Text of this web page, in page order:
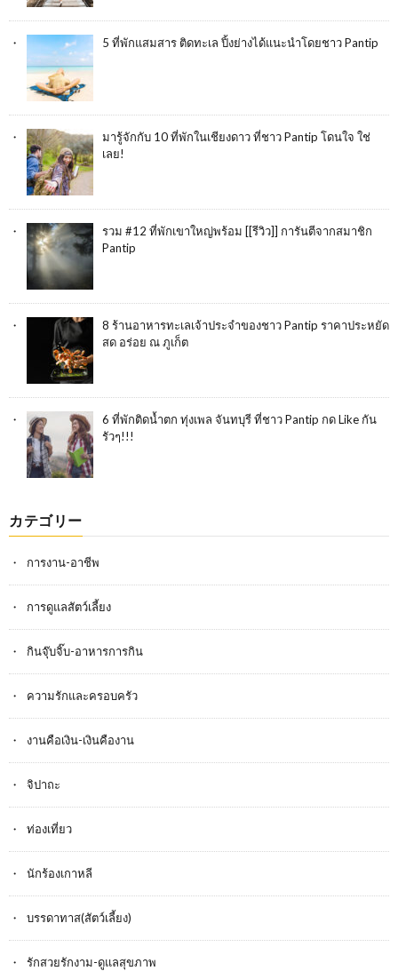
5 ที่พักแสมสาร ติดทะเล ปิ้งย่างได้แนะนำโดยชาว Pantip
มารู้จักกับ 10 ที่พักในเชียงดาว ที่ชาว Pantip โดนใจ ใช่
เลย!
รวม #12 ที่พักเขาใหญ่พร้อม [[รีวิว]] การันตีจากสมาชิก
Pantip
8 ร้านอาหารทะเลเจ้าประจำของชาว Pantip ราคาประหยัด
สด อร่อย ณ ภูเก็ต
6 ที่พักติดน้ำตก ทุ่งเพล จันทบุรี ที่ชาว Pantip กด Like กัน
รัวๆ!!!
カテゴリー
การงาน-อาชีพ
การดูแลสัตว์เลี้ยง
กินจุ๊บจิ๊บ-อาหารการกิน
ความรักและครอบครัว
งานคือเงิน-เงินคืองาน
จิปาถะ
ท่องเที่ยว
นักร้องเกาหลี
บรรดาทาส(สัตว์เลี้ยง)
รักสวยรักงาม-ดูแลสุขภาพ